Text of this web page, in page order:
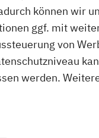
KG mit Sitz in
Eisenbahn GmbH
(RB 82),
können wir
ggf. mit
von
werden.